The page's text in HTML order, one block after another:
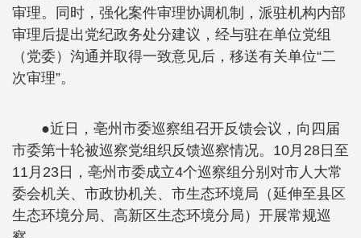
审理。同时，强化案件审理协调机制，派驻机构内部
审理后提出党纪政务处分建议，经与驻在单位党组
（党委）沟通并取得一致意见后，移送有关单位“二
次审理”。
●近日，亳州市委巡察组召开反馈会议，向四届
市委第十轮被巡察党组织反馈巡察情况。10月28日至
11月23日，亳州市委成立4个巡察组分别对市人大常
委会机关、市政协机关、市生态环境局（延伸至县区
生态环境分局、高新区生态环境分局）开展常规巡